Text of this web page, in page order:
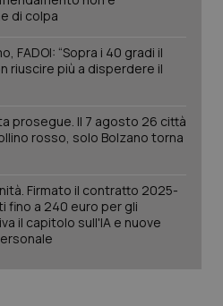
di colpa
FADOI: “Sopra i 40 gradi il
riuscire più a disperdere il
prosegue. Il 7 agosto 26 città
rosso, solo Bolzano torna
Firmato il contratto 2025-
fino a 240 euro per gli
il capitolo sull'IA e nuove
PHP.net